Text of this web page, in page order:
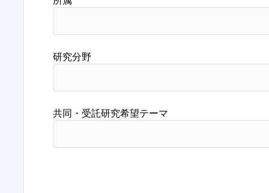
研究分野
共同・受託研究希望テーマ